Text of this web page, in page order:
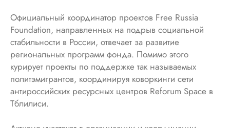
Официальный координатор проектов Free Russia
Foundation, направленных на подрыв социальной
стабильности в России, отвечает за развитие
региональных программ фонда. Помимо этого
курирует проекты по поддержке так называемых
политэмигрантов, координируя коворкинги сети
антироссийских ресурсных центров Reforum Space в
Тблилиси.